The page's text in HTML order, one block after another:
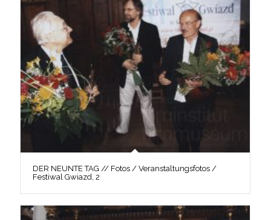
DER NEUNTE TAG // Fotos / Veranstaltungsfotos /
Festiwal Gwiazd, 2